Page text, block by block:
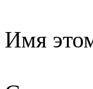
Имя